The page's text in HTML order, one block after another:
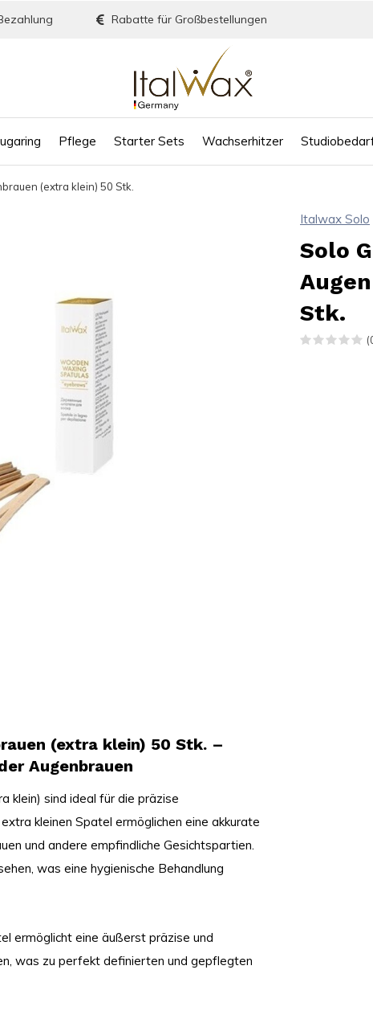
Pflege Starter Sets Wachserhitzer
Rabatte für Großbestellungen
(extra klein) 50 Stk.
Italwax Solo
Solo
Stk.
(extra klein) 50 Stk. –
Augenbrauen
klein) sind ideal für die präzise
kleinen Spatel ermöglichen eine akkurate
und andere empfindliche Gesichtspartien.
was eine hygienische Behandlung
ermöglicht eine äußerst präzise und
was zu perfekt definierten und gepflegten